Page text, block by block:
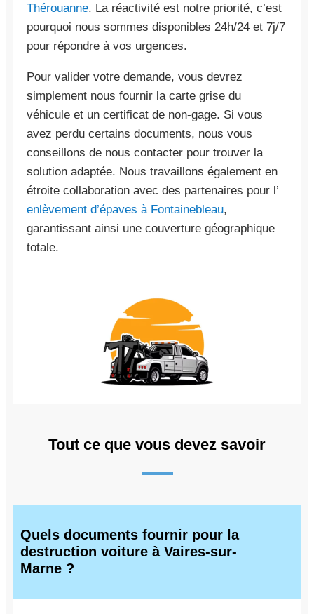
Thérouanne. La réactivité est notre priorité, c’est
pourquoi nous sommes disponibles 24h/24 et 7j/7
pour répondre à vos urgences.
Pour valider votre demande, vous devrez
simplement nous fournir la carte grise du
véhicule et un certificat de non-gage. Si vous
avez perdu certains documents, nous vous
conseillons de nous contacter pour trouver la
solution adaptée. Nous travaillons également en
étroite collaboration avec des partenaires pour l’
enlèvement d’épaves à Fontainebleau,
garantissant ainsi une couverture géographique
totale.
Tout ce que vous devez savoir
Quels documents fournir pour la
destruction voiture à Vaires-sur-
Marne ?